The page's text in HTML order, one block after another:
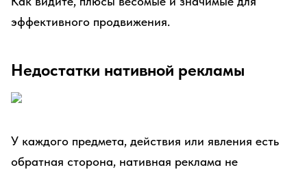
эффективного продвижения.
Недостатки нативной рекламы
У каждого предмета, действия или явления есть
обратная сторона, нативная реклама не